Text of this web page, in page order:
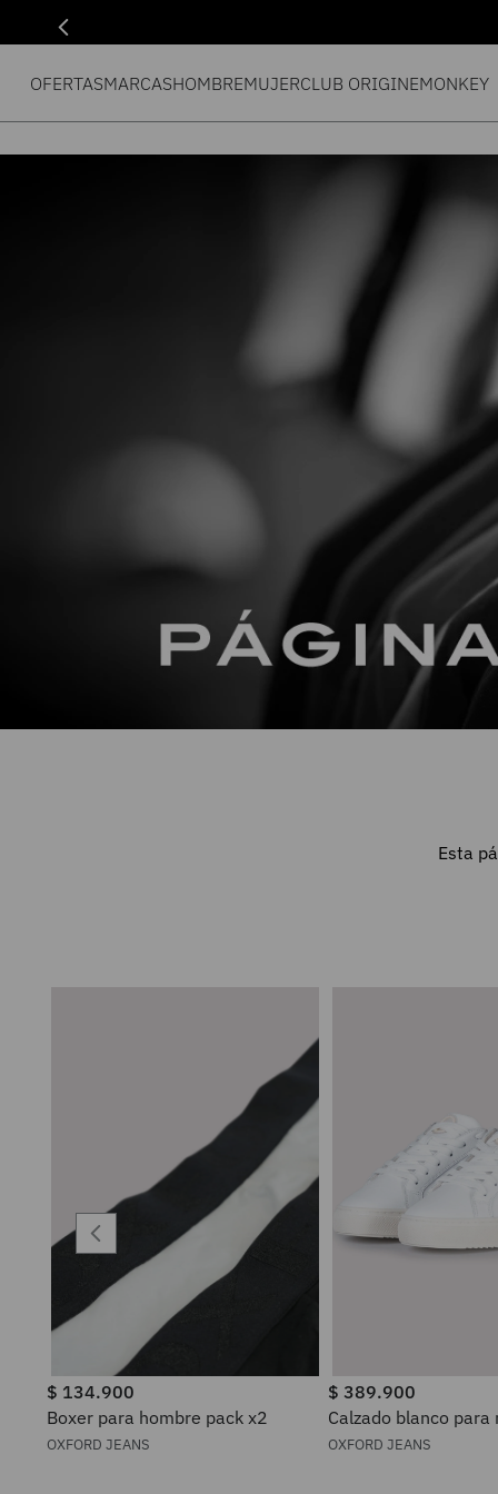
OFERTASMARCASHOMBREMUJERCLUB ORIGINEMONKEY
Esta
$ 134.900
Boxer para hombre pack x2
OXFORD JEANS
$ 389.900
Calzado blanco para
OXFORD JEANS